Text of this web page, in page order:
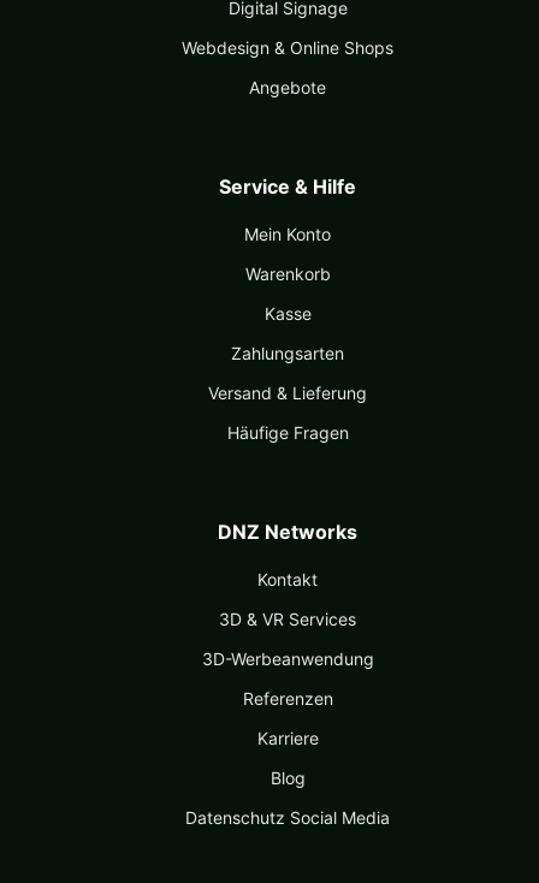
Digital Signage
Webdesign & Online Shops
Angebote
Service & Hilfe
Mein Konto
Warenkorb
Kasse
Zahlungsarten
Versand & Lieferung
Häufige Fragen
DNZ Networks
Kontakt
3D & VR Services
3D-Werbeanwendung
Referenzen
Karriere
Blog
Datenschutz Social Media